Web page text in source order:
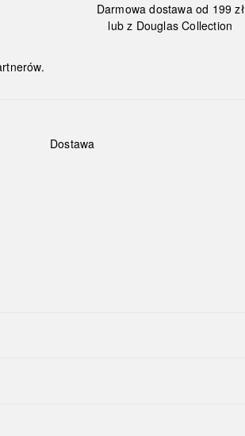
Darmowa dostawa od 199 zł
lub z Douglas Collection
Dostawa